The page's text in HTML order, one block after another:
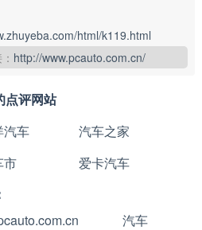
html/k119.html
http://www.pcauto.com.cn/
点评网站
汽车
汽车之家
市
爱卡汽车
汽车